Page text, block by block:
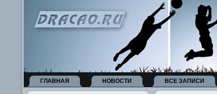
ГЛАВНАЯ НОВОСТИ ВСЕ ЗАПИСИ